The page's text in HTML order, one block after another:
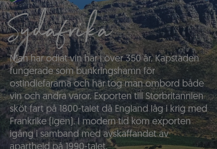
Sydafrika
Man har odlat vin här i över 350 år. Kapstaden
fungerade som bunkringshamn för
ostindiefararna och här tog man ombord både
vin och andra varor. Exporten till Storbritannien
sköt fart på 1800-talet då England låg i krig med
Frankrike (igen). I modern tid kom exporten
igång i samband med avskaffandet av